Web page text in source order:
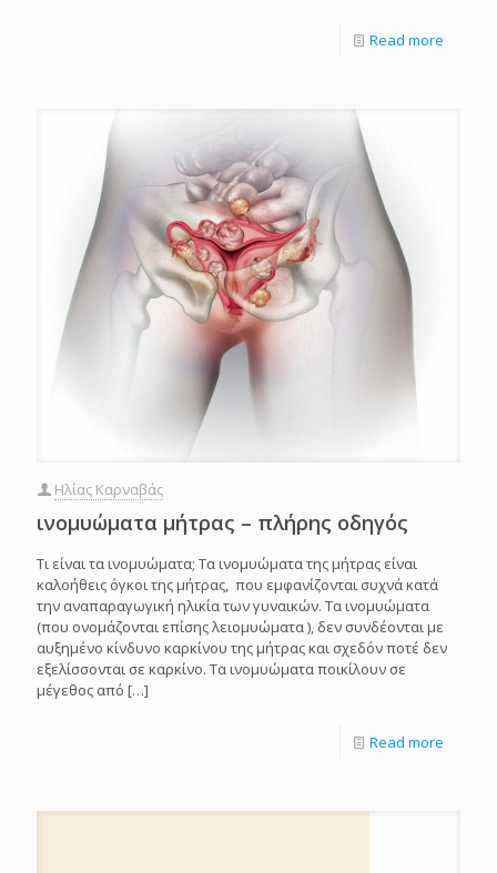
Read more
Ηλίας Καρναβάς
ινομυώματα μήτρας – πλήρης οδηγός
Τι είναι τα ινομυώματα; Τα ινομυώματα της μήτρας είναι
καλοήθεις όγκοι της μήτρας, που εμφανίζονται συχνά κατά
την αναπαραγωγική ηλικία των γυναικών. Τα ινομυώματα
(που ονομάζονται επίσης λειομυώματα ), δεν συνδέονται με
αυξημένο κίνδυνο καρκίνου της μήτρας και σχεδόν ποτέ δεν
εξελίσσονται σε καρκίνο. Τα ινομυώματα ποικίλουν σε
μέγεθος από […]
Read more